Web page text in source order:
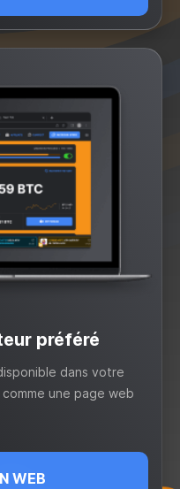
préféré
dans votre
une page web
WEB